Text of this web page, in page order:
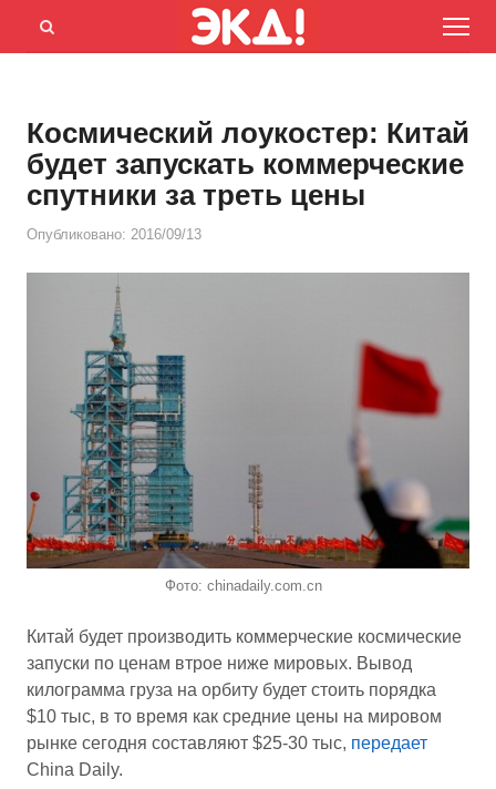
Menu
Открыть
Космический лоукостер: Китай
будет запускать коммерческие
спутники за треть цены
Опубликовано: 2016/09/13
Фото: chinadaily.com.cn
Китай будет производить коммерческие космические
запуски по ценам втрое ниже мировых. Вывод
килограмма груза на орбиту будет стоить порядка
$10 тыс, в то время как средние цены на мировом
рынке сегодня составляют $25-30 тыс, передает
China Daily.